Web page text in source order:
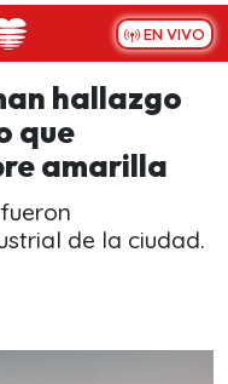
EN VIVO
hallazgo
que
amarilla
de la ciudad.